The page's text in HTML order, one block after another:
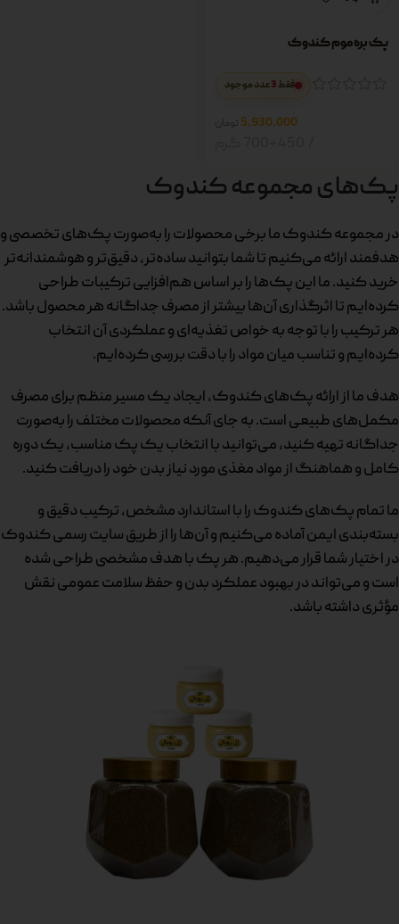
پک بره موم کندوک
فقط3عدد موجود
5,930,000 تومان
پک‌های مجموعه کندوک
در مجموعه کندوک ما برخی محصولات را به‌صورت پک‌های تخصصی و
هدفمند ارائه می‌کنیم تا شما بتوانید ساده‌تر، دقیق‌تر و هوشمندانه‌تر
خرید کنید. ما این پک‌ها را بر اساس هم‌افزایی ترکیبات طراحی
کرده‌ایم تا اثرگذاری آن‌ها بیشتر از مصرف جداگانه هر محصول باشد.
هر ترکیب را با توجه به خواص تغذیه‌ای و عملکردی آن انتخاب
کرده‌ایم و تناسب میان مواد را با دقت بررسی کرده‌ایم.
هدف ما از ارائه پک‌های کندوک، ایجاد یک مسیر منظم برای مصرف
مکمل‌های طبیعی است. به جای آنکه محصولات مختلف را به‌صورت
جداگانه تهیه کنید، می‌توانید با انتخاب یک پک مناسب، یک دوره
کامل و هماهنگ از مواد مغذی مورد نیاز بدن خود را دریافت کنید.
ما تمام پک‌های کندوک را با استاندارد مشخص، ترکیب دقیق و
بسته‌بندی ایمن آماده می‌کنیم و آن‌ها را از طریق سایت رسمی کندوک
در اختیار شما قرار می‌دهیم. هر پک با هدف مشخصی طراحی شده
است و می‌تواند در بهبود عملکرد بدن و حفظ سلامت عمومی نقش
مؤثری داشته باشد.